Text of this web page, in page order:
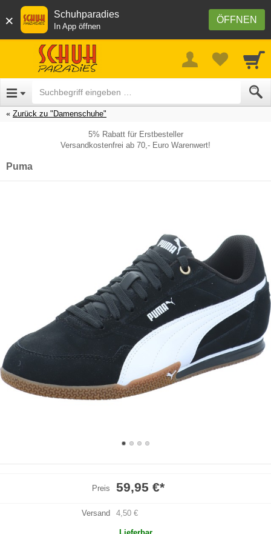
× ÖFFNEN
Schuhparadies
In App öffnen
Zurück zu "Damenschuhe"
5% Rabatt für Erstbesteller
Versandkostenfrei ab 70,- Euro Warenwert!
Puma
Preis 59,95 €*
Versand 4,50 €
Lieferbar